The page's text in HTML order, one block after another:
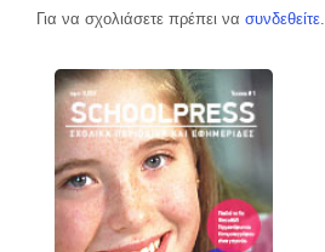
Για να σχολιάσετε πρέπει να συνδεθείτε.